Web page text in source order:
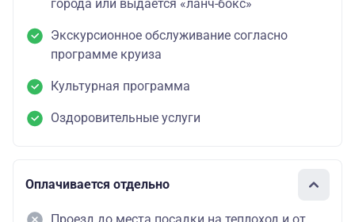
города или выдается «ланч-бокс»
Экскурсионное обслуживание согласно
программе круиза
Культурная программа
Оздоровительные услуги
Оплачивается отдельно